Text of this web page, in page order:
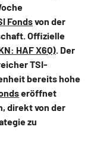
Fondsvon der
Offizielle
HAF X6Q) . Der
TSI-
bereits hohe
eröffnet
direkt von der
zu